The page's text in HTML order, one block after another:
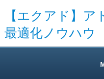
【エクアド】
最適化ノウハウ